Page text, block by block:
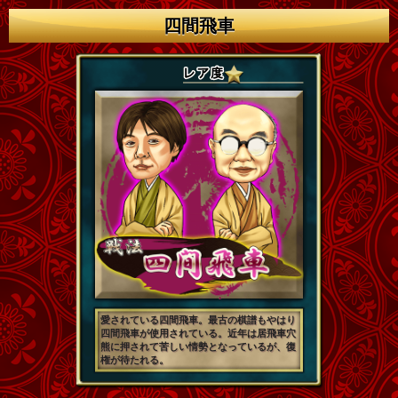
四間飛車
愛されている四間飛車。最古の棋譜もやはり
四間飛車が使用されている。近年は居飛車穴
熊に押されて苦しい情勢となっているが、復
権が待たれる。